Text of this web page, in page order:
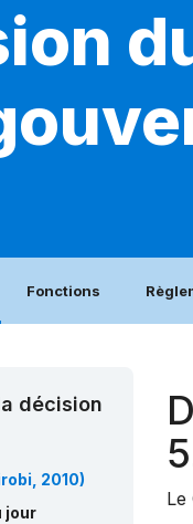
Fonctions
décision
2010)
jour
Le